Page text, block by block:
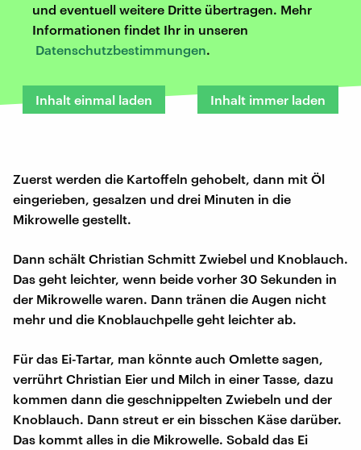
und eventuell weitere Dritte übertragen. Mehr
Informationen findet Ihr in unseren
Datenschutzbestimmungen.
Inhalt einmal laden Inhalt immer laden
Zuerst werden die Kartoffeln gehobelt, dann mit Öl
eingerieben, gesalzen und drei Minuten in die
Mikrowelle gestellt.
Dann schält Christian Schmitt Zwiebel und Knoblauch.
Das geht leichter, wenn beide vorher 30 Sekunden in
der Mikrowelle waren. Dann tränen die Augen nicht
mehr und die Knoblauchpelle geht leichter ab.
Für das Ei-Tartar, man könnte auch Omlette sagen,
verrührt Christian Eier und Milch in einer Tasse, dazu
kommen dann die geschnippelten Zwiebeln und der
Knoblauch. Dann streut er ein bisschen Käse darüber.
Das kommt alles in die Mikrowelle. Sobald das Ei